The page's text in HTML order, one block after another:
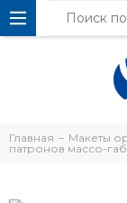
Главная Макеты
патронов массо-